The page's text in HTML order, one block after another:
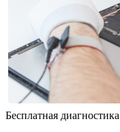
Бесплатная диагностика